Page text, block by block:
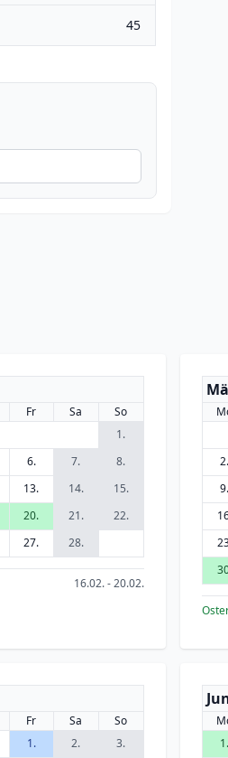
45
Fr Sa
So
1.
6. 7.
8.
13. 14.
15.
20. 21.
22.
27. 28.
16.02. - 20.02.
2.
9.
Fr Sa
So
1.
2.
3.
1.